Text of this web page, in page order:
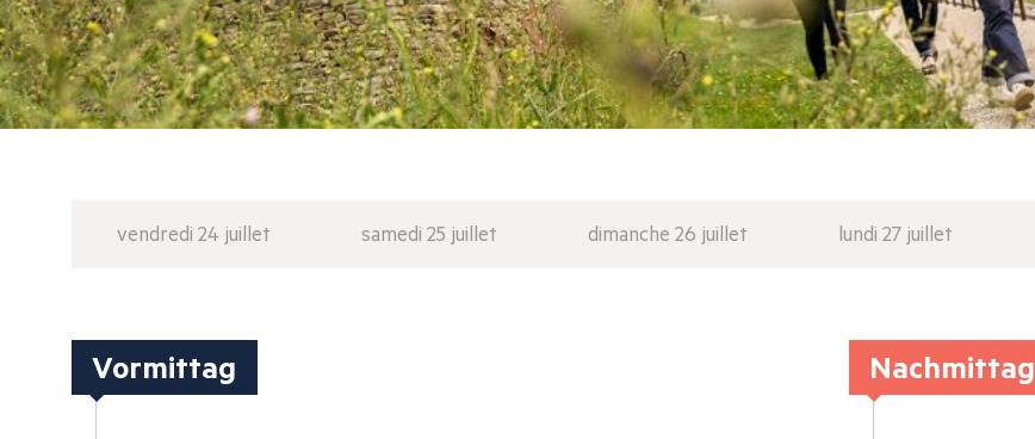
vendredi 24 juillet samedi 25 juillet dimanche 26 juillet lundi 27 juillet
Vormittag Nachmittag